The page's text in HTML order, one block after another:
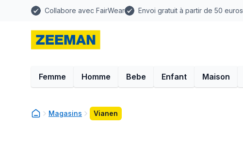
Collabore avec FairWear Envoi gratuit à partir de 50 euros
Femme Homme Bebe Enfant Maison
Magasins Vianen